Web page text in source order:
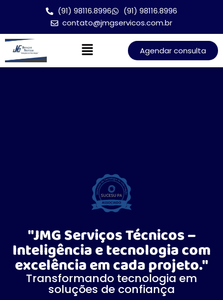
(91) 98116.8996
(91) 98116.8996
contato@jmgservicos.com.br
Agendar consulta
"JMG Serviços Técnicos –
Inteligência e tecnologia com
excelência em cada projeto."
Transformando tecnologia em
soluções de confiança